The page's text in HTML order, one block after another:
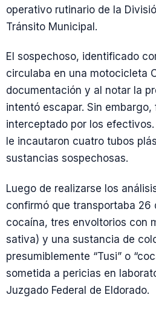
operativo rutinario de la
Tránsito Municipal.
El sospechoso, identificado
circulaba en una motocicleta
documentación y al notar la
intentó escapar. Sin
interceptado por los
le incautaron cuatro tubos
sustancias sospechosas.
Luego de realizarse los
confirmó que transportaba 26
cocaína, tres envoltorios con
sativa) y una sustancia de
presumiblemente “Tusi” o
sometida a pericias en
Juzgado Federal de Eldorado.